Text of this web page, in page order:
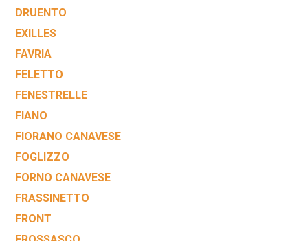
DRUENTO
EXILLES
FAVRIA
FELETTO
FENESTRELLE
FIANO
FIORANO CANAVESE
FOGLIZZO
FORNO CANAVESE
FRASSINETTO
FRONT